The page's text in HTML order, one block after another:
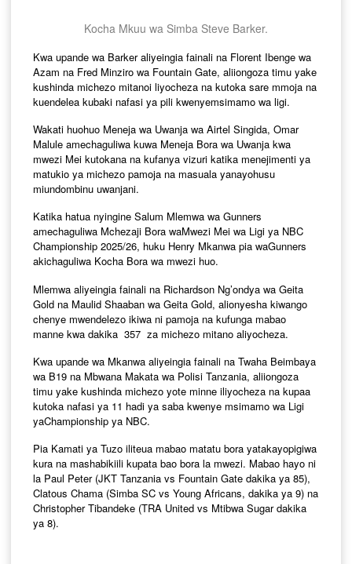
Kocha Mkuu wa Simba Steve Barker.
Kwa upande wa Barkeraliyeingia fainali na Florent Ibenge wa
Azam na Fred Minziro wa Fountain Gate, aliiongoza timu yake
kushinda michezo mitanoi liyocheza na kutoka sare mmoja na
kuendelea kubaki nafasi ya pili kwenyemsimamo wa ligi.
Wakati huohuo Meneja wa Uwanja wa Airtel Singida, Omar
Malule amechaguliwa kuwa Meneja Bora wa Uwanja kwa
mwezi Mei kutokana na kufanya vizuri katika menejimenti ya
matukio ya michezo pamoja na masuala yanayohusu
miundombinu uwanjani.
Katika hatua nyingine Salum Mlemwa wa Gunners
amechaguliwa Mchezaji Bora waMwezi Mei wa Ligi ya NBC
Championship 2025/26, huku Henry Mkanwa pia waGunners
akichaguliwa Kocha Bora wa mwezi huo.
Mlemwa aliyeingia fainali na Richardson Ng’ondya wa Geita
Gold na Maulid Shaaban wa Geita Gold, alionyesha kiwango
chenye mwendelezo ikiwa ni pamoja na kufunga mabao
manne kwa dakika 357 za michezo mitano aliyocheza.
Kwa upande wa Mkanwa aliyeingia fainali na Twaha Beimbaya
wa B19 na Mbwana Makata wa Polisi Tanzania, aliiongoza
timu yake kushinda michezo yote minne iliyocheza na kupaa
kutoka nafasi ya 11 hadi ya saba kwenye msimamo wa Ligi
yaChampionship ya NBC.
Pia Kamati ya Tuzo iliteua mabao matatu bora yatakayopigiwa
kura na mashabikiili kupata bao bora la mwezi. Mabao hayo ni
la Paul Peter (JKT Tanzania vs Fountain Gate dakika ya 85),
Clatous Chama (Simba SC vs Young Africans, dakika ya 9) na
ChristopherTibandeke (TRA United vs Mtibwa Sugar dakika
ya 8).